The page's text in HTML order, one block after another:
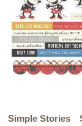
Simple Stories